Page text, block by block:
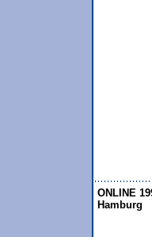
ONLINE
Hamburg